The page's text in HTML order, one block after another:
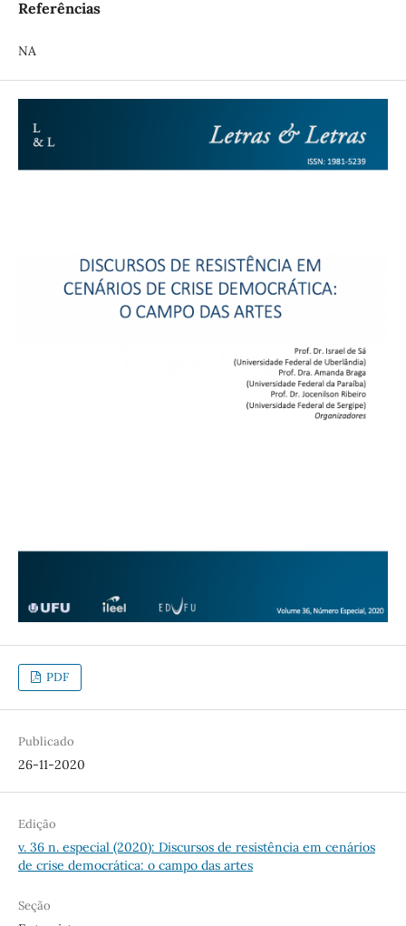
Referências
NA
PDF
Publicado
26-11-2020
Edição
v. 36 n. especial (2020): Discursos de resistência em cenários
de crise democrática: o campo das artes
Seção